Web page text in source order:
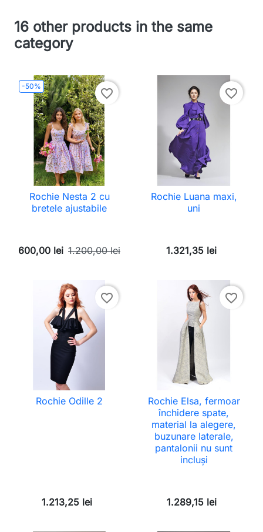
16 other products in the same
category
-50%
favorite_border
Rochie Nesta 2 cu
bretele ajustabile
600,00 lei 1.200,00 lei
favorite_border
Rochie Luana maxi,
uni
1.321,35 lei
favorite_border
Rochie Odille 2
1.213,25 lei
favorite_border
Rochie Elsa, fermoar
închidere spate,
material la alegere,
buzunare laterale,
pantalonii nu sunt
incluși
1.289,15 lei